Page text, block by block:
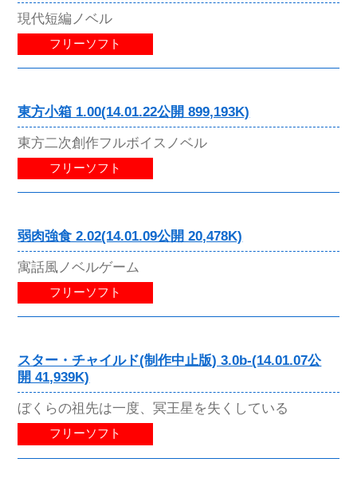
現代短編ノベル
フリーソフト
東方小箱 1.00(14.01.22公開 899,193K)
東方二次創作フルボイスノベル
フリーソフト
弱肉強食 2.02(14.01.09公開 20,478K)
寓話風ノベルゲーム
フリーソフト
スター・チャイルド(制作中止版) 3.0b-(14.01.07公
開 41,939K)
ぼくらの祖先は一度、冥王星を失くしている
フリーソフト